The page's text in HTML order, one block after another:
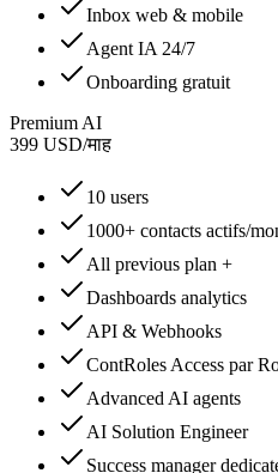
Inbox web & mobile
Agent IA 24/7
Onboarding gratuit
Premium AI
399 USD/माह
10 users
1000+ contacts actifs/
All previous plan +
Dashboards analytics
API & Webhooks
ContRoles Access par
Advanced AI agents
AI Solution Engineer
Success manager